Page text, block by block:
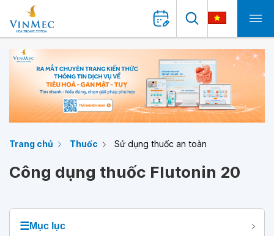
Trang chủ Thuốc Sử dụng thuốc an toàn
Công dụng thuốc Flutonin 20
☰Mục lục